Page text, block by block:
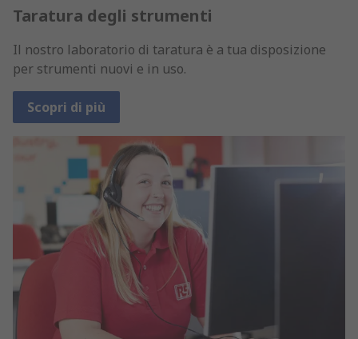
Taratura degli strumenti
Il nostro laboratorio di taratura è a tua disposizione
per strumenti nuovi e in uso.
Scopri di più